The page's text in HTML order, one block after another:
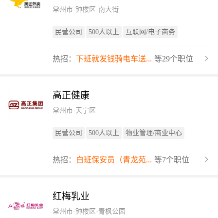
常州市-钟楼区-南大街
民营公司 500人以上 互联网/电子商务
热招： 下班就发钱骑电车送... 等29个职位
高正健康
常州市-天宁区
民营公司 500人以上 物业管理/商业中心
热招： 白班保安员（青龙苑... 等7个职位
红梅乳业
常州市-钟楼区-青枫公园